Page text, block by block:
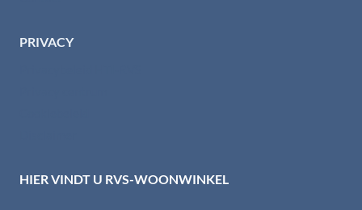
PRIVACY
HIER VINDT U RVS-WOONWINKEL